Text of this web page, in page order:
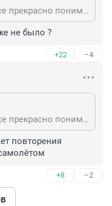
Конечно не довольны, но все прекрасно понимают, что безопасность полётов превыше всего.
не было ?
+22 –4
Конечно не довольны, но все прекрасно понимают, что безопасность полётов превыше всего.
повторения
+8 –2